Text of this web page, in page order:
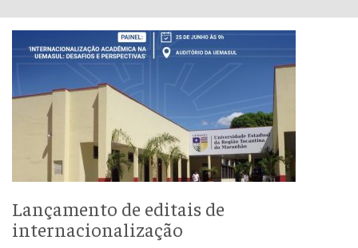
Lançamento de editais de
internacionalização